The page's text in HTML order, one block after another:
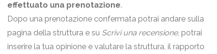
effettuato una prenotazione.
Dopo una prenotazione confermata potrai andare sulla
pagina della struttura e su Scrivi una recensione, potrai
inserire la tua opinione e valutare la struttura, il rapporto